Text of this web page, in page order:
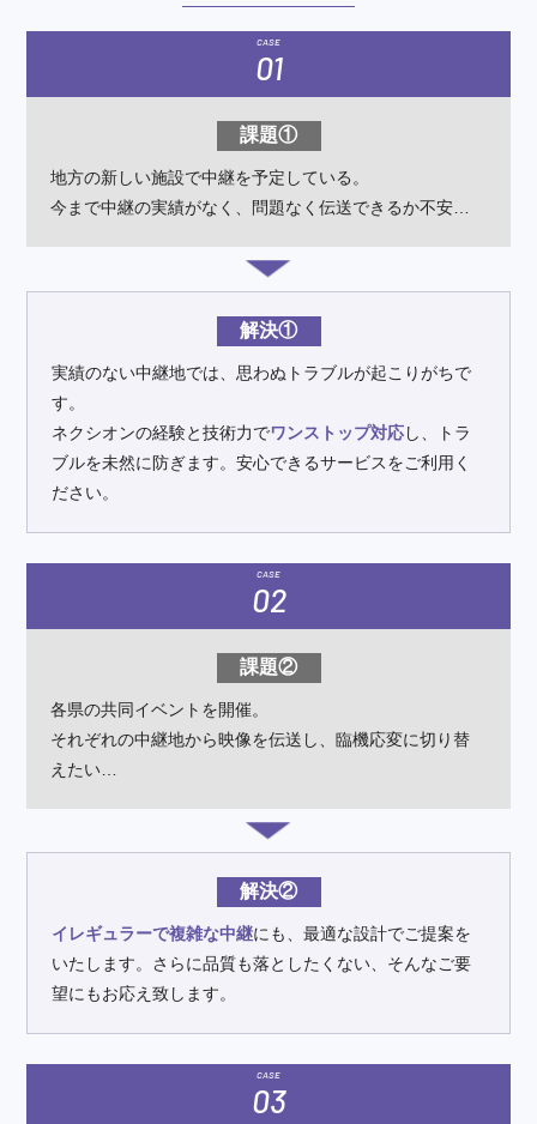
CASE
01
課題①
地方の新しい施設で中継を予定している。
今まで中継の実績がなく、 問題なく伝送できるか不安…
解決①
実績のない中継地では、思わぬトラブルが起こりがちで
す。
ネクシオンの経験と技術力でワンストップ対応し、トラ
ブルを未然に防ぎます。安心できるサービスをご利用く
ださい。
CASE
02
課題②
各県の共同イベントを開催。
それぞれの中継地から映像を伝送し、臨機応変に切り替
えたい…
解決②
イレギュラーで複雑な中継にも、最適な設計でご提案を
いたします。さらに品質も落としたくない、そんなご要
望にもお応え致します。
CASE
03